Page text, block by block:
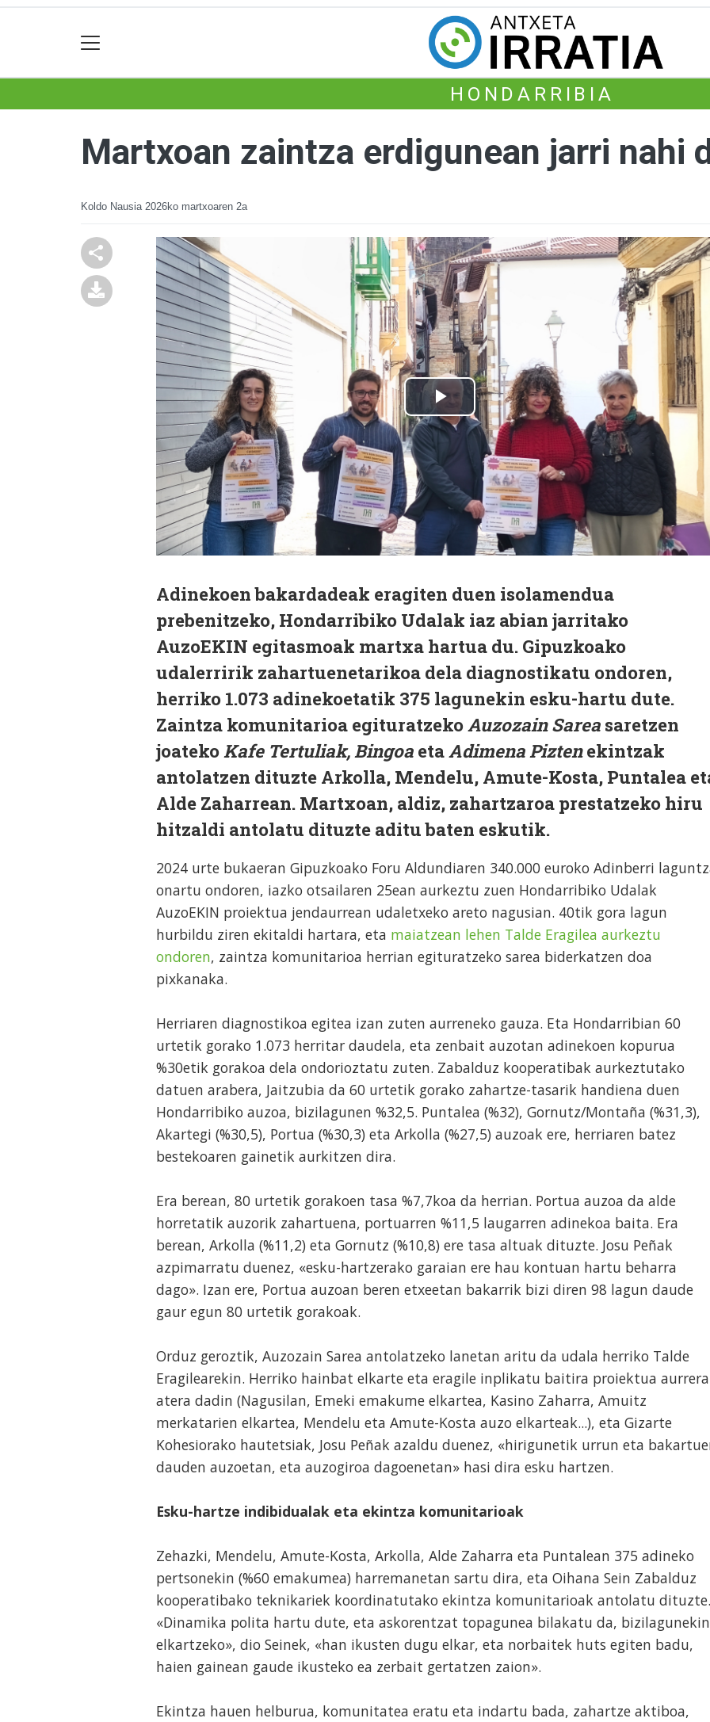
HONDARRIBIA
Martxoan zaintza erdigunean jarri nahi
Koldo Nausia 2026ko martxoaren 2a
Adinekoen bakardadeak eragiten duen isolamendua
prebenitzeko, Hondarribiko Udalak iaz abian jarritako
AuzoEKIN egitasmoak martxa hartua du. Gipuzkoako
udalerririk zahartuenetarikoa dela diagnostikatu ondoren,
herriko 1.073 adinekoetatik 375 lagunekin esku-hartu dute.
Zaintza komunitarioa egituratzekoAuzozain Sarea saretzen
joatekoKafe Tertuliak, Bingoa etaAdimena Piztenekintzak
antolatzen dituzte Arkolla, Mendelu, Amute-Kosta, Puntalea
Alde Zaharrean. Martxoan, aldiz, zahartzaroa prestatzeko hiru
hitzaldi antolatu dituzte aditu baten eskutik.
2024 urte bukaeran Gipuzkoako Foru Aldundiaren 340.000 euroko Adinberri
onartu ondoren, iazko otsailaren 25ean aurkeztu zuen Hondarribiko Udalak
AuzoEKIN proiektua jendaurrean udaletxeko areto nagusian. 40tik gora lagun
hurbildu ziren ekitaldi hartara, eta maiatzean lehen Talde Eragilea aurkeztu
ondoren, zaintza komunitarioa herrian egituratzeko sarea biderkatzen doa
pixkanaka.
Herriaren diagnostikoa egitea izan zuten aurreneko gauza. Eta Hondarribian 60
urtetik gorako 1.073 herritar daudela, eta zenbait auzotan adinekoen kopurua
%30etik gorakoa dela ondorioztatu zuten. Zabalduz kooperatibak aurkeztutako
datuen arabera, Jaitzubia da 60 urtetik gorako zahartze-tasarik handiena duen
Hondarribiko auzoa, bizilagunen %32,5. Puntalea (%32), Gornutz/Montaña (%31,3),
Akartegi (%30,5), Portua (%30,3) eta Arkolla (%27,5) auzoak ere, herriaren batez
bestekoaren gainetik aurkitzen dira.
Era berean, 80 urtetik gorakoen tasa %7,7koa da herrian. Portua auzoa da alde
horretatik auzorik zahartuena, portuarren %11,5 laugarren adinekoa baita. Era
berean, Arkolla (%11,2) eta Gornutz (%10,8) ere tasa altuak dituzte. Josu Peñak
azpimarratu duenez, «esku-hartzerako garaian ere hau kontuan hartu beharra
dago». Izan ere, Portua auzoan beren etxeetan bakarrik bizi diren 98 lagun daude
gaur egun 80 urtetik gorakoak.
Orduz geroztik, Auzozain Sarea antolatzeko lanetan aritu da udala herriko Talde
Eragilearekin. Herriko hainbat elkarte eta eragile inplikatu baitira proiektua aurrera
atera dadin (Nagusilan, Emeki emakume elkartea, Kasino Zaharra, Amuitz
merkatarien elkartea, Mendelu eta Amute-Kosta auzo elkarteak...), eta Gizarte
Kohesiorako hautetsiak, Josu Peñak azaldu duenez, «hirigunetik urrun eta
dauden auzoetan, eta auzogiroa dagoenetan» hasi dira esku hartzen.
Esku-hartze indibidualak eta ekintza komunitarioak
Zehazki, Mendelu, Amute-Kosta, Arkolla, Alde Zaharra eta Puntalean 375 adineko
pertsonekin (%60 emakumea) harremanetan sartu dira, eta Oihana Sein Zabalduz
kooperatibako teknikariek koordinatutako ekintza komunitarioak antolatu dituzte.
«Dinamika polita hartu dute, eta askorentzat topagunea bilakatu da, bizilagunekin
elkartzeko», dio Seinek, «han ikusten dugu elkar, eta norbaitek huts egiten badu,
haien gainean gaude ikusteko ea zerbait gertatzen zaion».
Ekintza hauen helburua, komunitatea eratu eta indartu bada, zahartze aktiboa,